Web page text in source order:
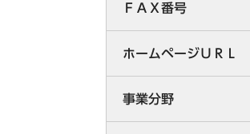
ＦＡＸ番号
ホームページＵＲＬ
事業分野